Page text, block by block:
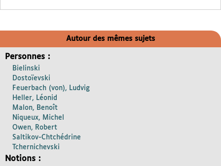
Autour des mêmes sujets
Personnes :
Bielinski
Dostoïevski
Feuerbach (von), Ludvig
Heller, Léonid
Malon, Benoît
Niqueux, Michel
Owen, Robert
Saltikov-Chtchédrine
Tchernichevski
Notions :